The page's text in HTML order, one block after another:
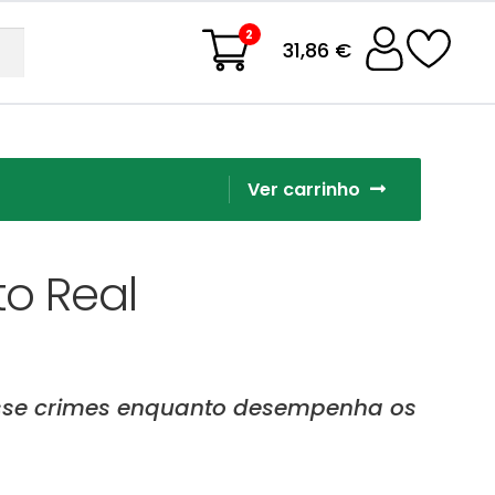
2
31,86 €
Ver carrinho
Real
crimes enquanto desempenha os